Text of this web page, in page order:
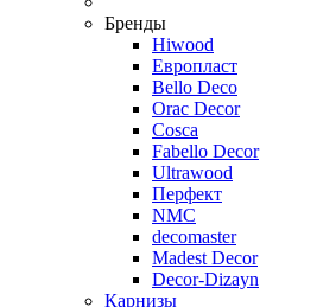
Бренды
Hiwood
Европласт
Bello Deco
Orac Decor
Cosca
Fabello Decor
Ultrawood
Перфект
NMC
decomaster
Madest Decor
Decor-Dizayn
Карнизы